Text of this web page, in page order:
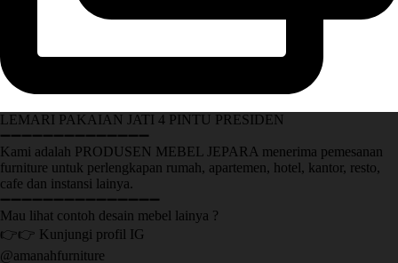
LEMARI PAKAIAN JATI 4 PINTU PRESIDEN
➖➖➖➖➖➖➖➖➖➖➖➖➖➖
Kami adalah PRODUSEN MEBEL JEPARA menerima pemesanan
furniture untuk perlengkapan rumah, apartemen, hotel, kantor, resto,
cafe dan instansi lainya.
➖➖➖➖➖➖➖➖➖➖➖➖➖➖➖
Mau lihat contoh desain mebel lainya ?
👉👉 Kunjungi profil IG
@amanahfurniture